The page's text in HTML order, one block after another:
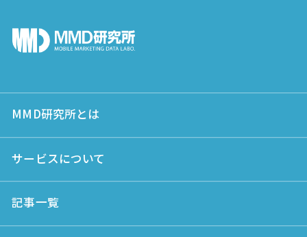
MMD研究所とは
サービスについて
記事一覧